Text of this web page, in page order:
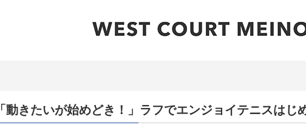
「動きたいが始めどき！」ラフでエンジョイテニスはじ